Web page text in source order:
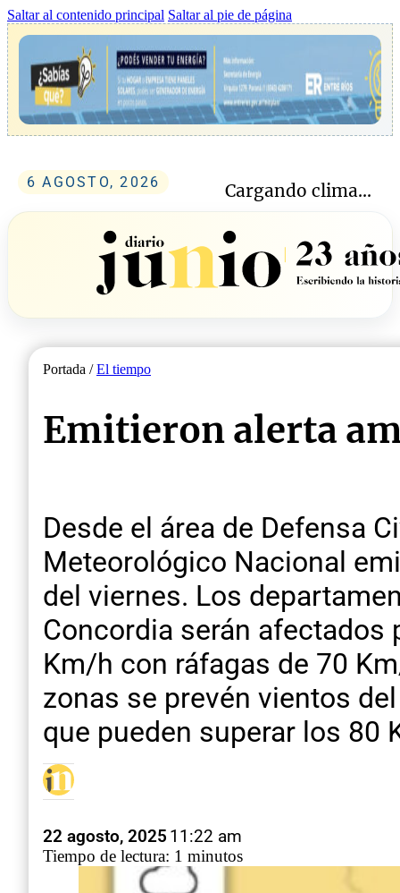
Saltar al contenido principal Saltar al pie de página
6 AGOSTO, 2026 Cargando clima...
Portada /El tiempo
Emitieron alerta
Desde el área de Defensa
Meteorológico Nacional
del viernes. Los
Concordia serán
Km/h con ráfagas de 70
zonas se prevén vientos
que pueden superar los 80
22 agosto, 2025 11:22 am
Tiempo de lectura: 1 minutos